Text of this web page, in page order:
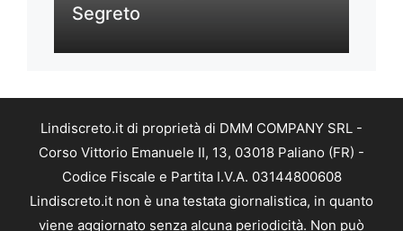
Segreto
Lindiscreto.it di proprietà di DMM COMPANY SRL -
Corso Vittorio Emanuele II, 13, 03018 Paliano (FR) -
Codice Fiscale e Partita I.V.A. 03144800608
Lindiscreto.it non è una testata giornalistica, in quanto
viene aggiornato senza alcuna periodicità. Non può